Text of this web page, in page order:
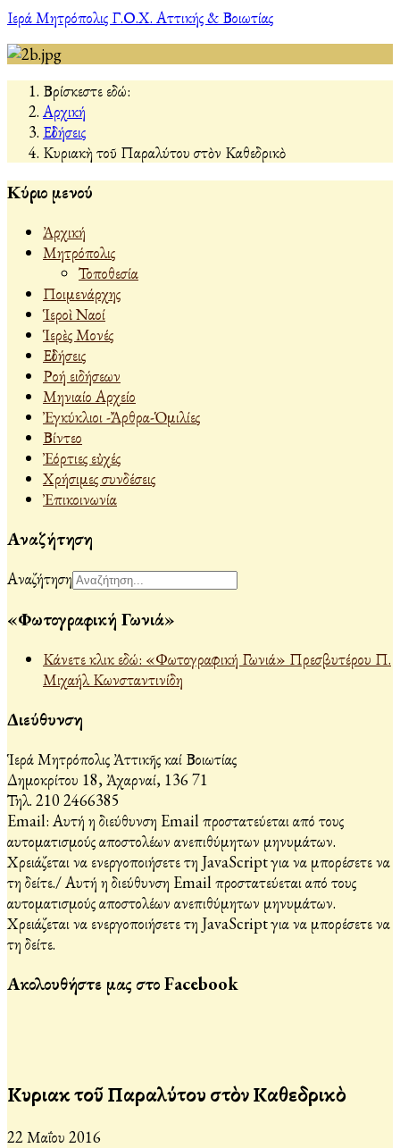
Ιερά Μητρόπολις Γ.Ο.Χ. Αττικής & Βοιωτίας
Βρίσκεστε εδώ:
Αρχική
Εἰδήσεις
Κυριακὴ τοῦ Παραλύτου στὸν Καθεδρικὸ
Κύριο μενού
Ἀρχική
Μητρόπολις
Τοποθεσία
Ποιμενάρχης
Ἱεροὶ Ναοί
Ἱερὲς Μονές
Εἰδήσεις
Ροή ειδήσεων
Μηνιαίο Αρχείο
Ἐγκύκλιοι -Ἄρθρα-Ὁμιλίες
Βίντεο
Ἐόρτιες εὐχές
Χρήσιμες συνδέσεις
Ἐπικοινωνία
Αναζήτηση
Αναζήτηση
«Φωτογραφική Γωνιά»
Κάνετε κλικ εδώ: «Φωτογραφική Γωνιά» Πρεσβυτέρου Π.
Μιχαήλ Κωνσταντινίδη
Διεύθυνση
Ἱερά Μητρόπολις Ἀττικῆς καί Βοιωτίας
Δημοκρίτου 18, Ἀχαρναί, 136 71
Τηλ. 210 2466385
Email: Αυτή η διεύθυνση Email προστατεύεται από τους
αυτοματισμούς αποστολέων ανεπιθύμητων μηνυμάτων.
Χρειάζεται να ενεργοποιήσετε τη JavaScript για να μπορέσετε να
τη δείτε./Αυτή η διεύθυνση Email προστατεύεται από τους
αυτοματισμούς αποστολέων ανεπιθύμητων μηνυμάτων.
Χρειάζεται να ενεργοποιήσετε τη JavaScript για να μπορέσετε να
τη δείτε.
Ακολουθήστε μας στο Facebook
Κυριακὴ τοῦ Παραλύτου στὸν Καθεδρικὸ
22 Μαΐου 2016